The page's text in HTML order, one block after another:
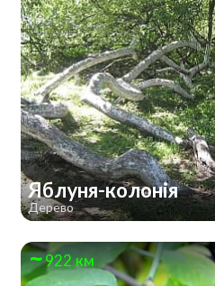
Яблуня-колонія
Дерево
922 км